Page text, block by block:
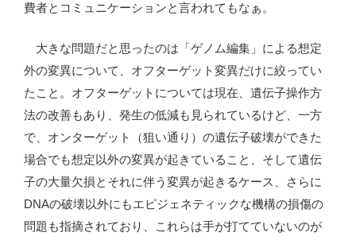
費者とコミュニケーションと言われてもなぁ。
大きな問題だと思ったのは「ゲノム編集」による想定
外の変異について、オフターゲット変異だけに絞ってい
たこと。オフターゲットについては現在、遺伝子操作方
法の改善もあり、発生の低減も見られているけど、一方
で、オンターゲット（狙い通り）の遺伝子破壊ができた
場合でも想定以外の変異が起きていること、そして遺伝
子の大量欠損とそれに伴う変異が起きるケース、さらに
DNAの破壊以外にもエピジェネティックな機構の損傷の
問題も指摘されており、これらは手が打てていないのが